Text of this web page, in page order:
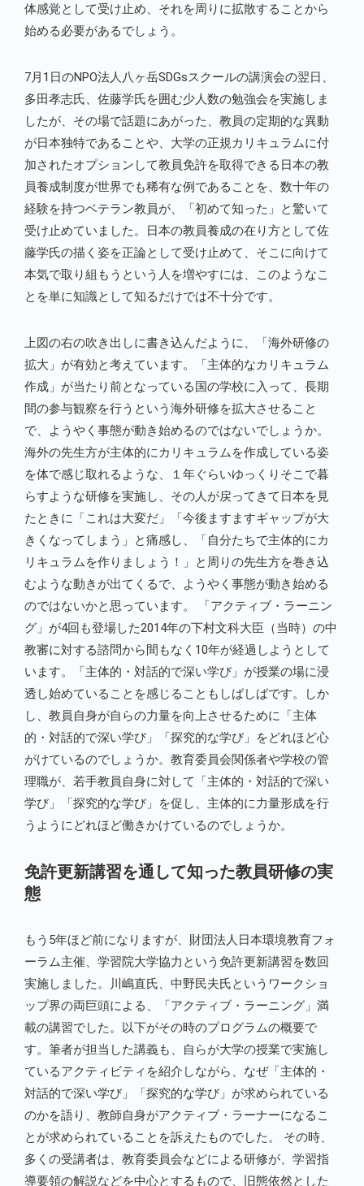
体感覚として受け止め、それを周りに拡散することから
始める必要があるでしょう。
7月1日のNPO法人八ヶ岳SDGsスクールの講演会の翌日、
多田孝志氏、佐藤学氏を囲む少人数の勉強会を実施しま
したが、その場で話題にあがった、教員の定期的な異動
が日本独特であることや、大学の正規カリキュラムに付
加されたオプションして教員免許を取得できる日本の教
員養成制度が世界でも稀有な例であることを、数十年の
経験を持つベテラン教員が、「初めて知った」と驚いて
受け止めていました。日本の教員養成の在り方として佐
藤学氏の描く姿を正論として受け止めて、そこに向けて
本気で取り組もうという人を増やすには、このようなこ
とを単に知識として知るだけでは不十分です。
上図の右の吹き出しに書き込んだように、「海外研修の
拡大」が有効と考えています。「主体的なカリキュラム
作成」が当たり前となっている国の学校に入って、長期
間の参与観察を行うという海外研修を拡大させること
で、ようやく事態が動き始めるのではないでしょうか。
海外の先生方が主体的にカリキュラムを作成している姿
を体で感じ取れるような、１年ぐらいゆっくりそこで暮
らすような研修を実施し、その人が戻ってきて日本を見
たときに「これは大変だ」「今後ますますギャップが大
きくなってしまう」と痛感し、「自分たちで主体的にカ
リキュラムを作りましょう！」と周りの先生方を巻き込
むような動きが出てくるで、ようやく事態が動き始める
のではないかと思っています。 「アクティブ・ラーニン
グ」が4回も登場した2014年の下村文科大臣（当時）の中
教審に対する諮問から間もなく10年が経過しようとして
います。「主体的・対話的で深い学び」が授業の場に浸
透し始めていることを感じることもしばしばです。しか
し、教員自身が自らの力量を向上させるために「主体
的・対話的で深い学び」「探究的な学び」をどれほど心
がけているのでしょうか。教育委員会関係者や学校の管
理職が、若手教員自身に対して「主体的・対話的で深い
学び」「探究的な学び」を促し、主体的に力量形成を行
うようにどれほど働きかけているのでしょうか。
免許更新講習を通して知った教員研修の実
態
もう5年ほど前になりますが、財団法人日本環境教育フォ
ーラム主催、学習院大学協力という免許更新講習を数回
実施しました。川嶋直氏、中野民夫氏というワークショ
ップ界の両巨頭による、「アクティブ・ラーニング」満
載の講習でした。以下がその時のプログラムの概要で
す。筆者が担当した講義も、自らが大学の授業で実施し
ているアクティビティを紹介しながら、なぜ「主体的・
対話的で深い学び」「探究的な学び」が求められている
のかを語り、教師自身がアクティブ・ラーナーになるこ
とが求められていることを訴えたものでした。 その時、
多くの受講者は、教育委員会などによる研修が、学習指
導要領の解説などを中心とするもので、旧態依然とした